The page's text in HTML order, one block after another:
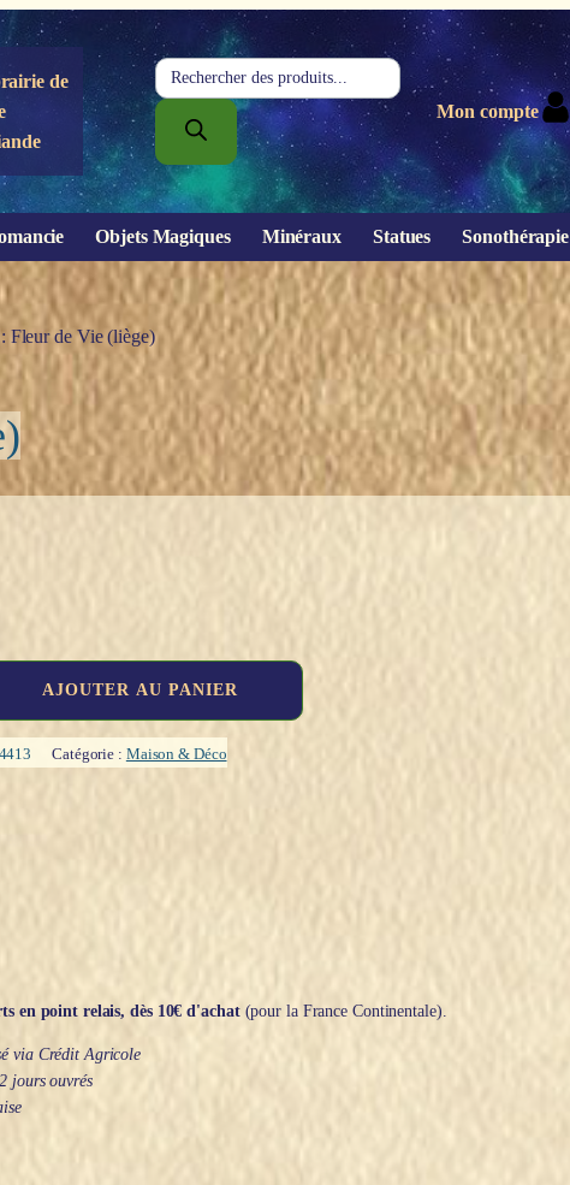
de
Recherche
de
produits
Mon compte
Objets Magiques Minéraux Statues Sonothérapie
Fleur de Vie (liège)
AJOUTER AU PANIER
Catégorie : Maison & Déco
en point relais, dès 10€ d'achat(pour la France Continentale).
via Crédit Agricole
jours ouvrés